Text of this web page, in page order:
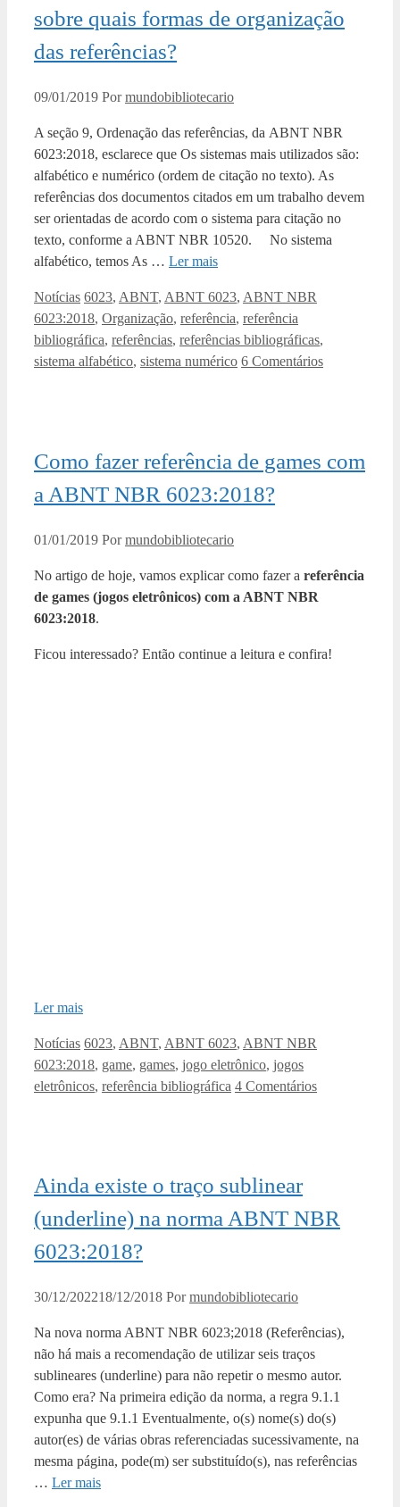
sobre quais formas de organização
das referências?
09/01/2019 Pormundobibliotecario
A seção 9, Ordenação das referências, da ABNT NBR
6023:2018, esclarece que Os sistemas mais utilizados são:
alfabético e numérico (ordem de citação no texto). As
referências dos documentos citados em um trabalho devem
ser orientadas de acordo com o sistema para citação no
texto, conforme a ABNT NBR 10520. No sistema
alfabético, temos As … Ler mais
Categorias
Notícias Tags
6023, ABNT, ABNT 6023, ABNT NBR
6023:2018, Organização, referência, referência
bibliográfica, referências, referências bibliográficas,
sistema alfabético, sistema numérico 6 Comentários
Como fazer referência de games com
a ABNT NBR 6023:2018?
01/01/2019 Pormundobibliotecario
No artigo de hoje, vamos explicar como fazer a referência
de games (jogos eletrônicos) com a ABNT NBR
6023:2018.
Ficou interessado? Então continue a leitura e confira!
Ler mais
Categorias
Notícias Tags
6023, ABNT, ABNT 6023, ABNT NBR
6023:2018, game, games, jogo eletrônico, jogos
eletrônicos, referência bibliográfica 4 Comentários
Ainda existe o traço sublinear
(underline) na norma ABNT NBR
6023:2018?
30/12/202218/12/2018 Pormundobibliotecario
Na nova norma ABNT NBR 6023;2018 (Referências),
não há mais a recomendação de utilizar seis traços
sublineares (underline) para não repetir o mesmo autor.
Como era? Na primeira edição da norma, a regra 9.1.1
expunha que 9.1.1 Eventualmente, o(s) nome(s) do(s)
autor(es) de várias obras referenciadas sucessivamente, na
mesma página, pode(m) ser substituído(s), nas referências
… Ler mais